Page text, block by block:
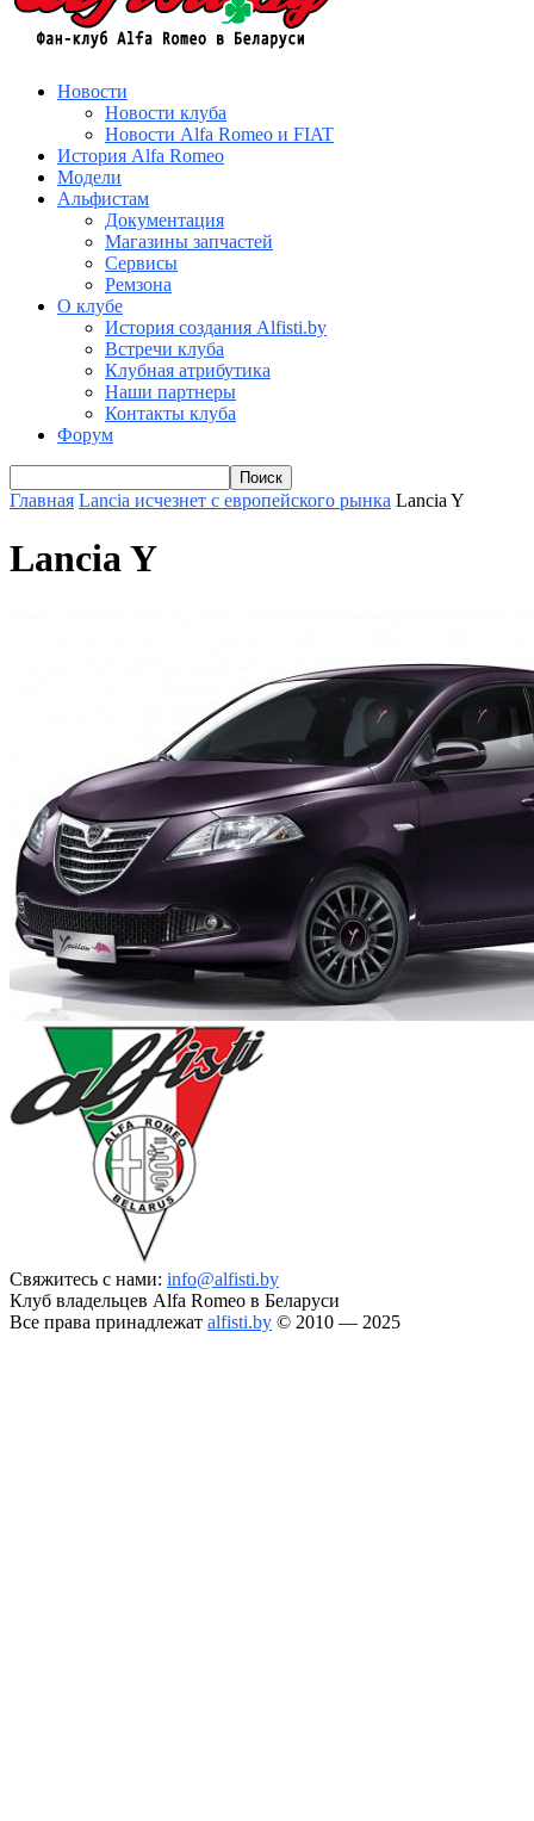
Новости
Новости клуба
Новости Alfa Romeo и FIAT
История Alfa Romeo
Модели
Альфистам
Документация
Магазины запчастей
Сервисы
Ремзона
О клубе
История создания Alfisti.by
Встречи клуба
Клубная атрибутика
Наши партнеры
Контакты клуба
Форум
Главная Lancia исчезнет с европейского рынка Lancia Y
Lancia Y
Свяжитесь с нами: info@alfisti.by
Клуб владельцев Alfa Romeo в Беларуси
Все права принадлежат alfisti.by © 2010 — 2025